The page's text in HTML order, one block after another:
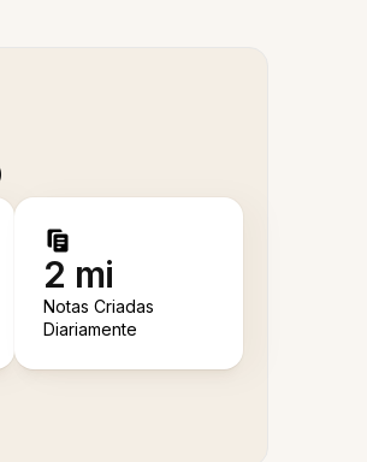
2 mi
Notas Criadas
Diariamente